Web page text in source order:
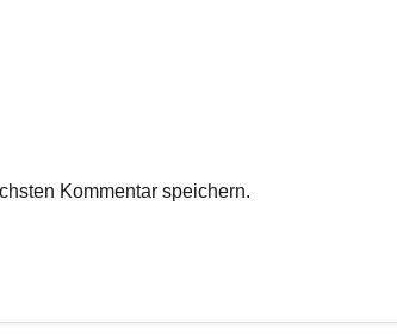
Kommentar speichern.